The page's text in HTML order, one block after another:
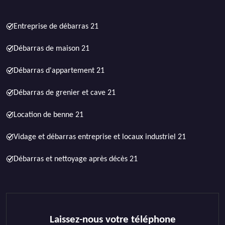
Entreprise de débarras 21
Débarras de maison 21
Débarras d'appartement 21
Débarras de grenier et cave 21
Location de benne 21
Vidage et débarras entreprise et locaux industriel 21
Débarras et nettoyage après décès 21
Laissez-nous votre téléphone